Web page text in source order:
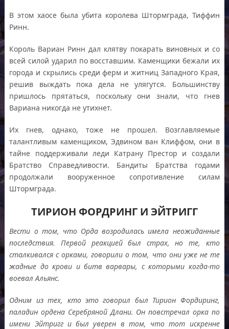
В этом хаосе была убита королева Штормграда, Тиффин
Ринн.
Король Вариан Ринн дал клятву покарать виновных и со
всей силой ударил по восставшим. Каменщики бежали их
города и скрылись среди ферм и житниц Западного Края,
решив выждать пока дела не улягутся. Большинству
пришлось прятаться, поскольку они знали, что гнев
Вариана никогда не утихнет.
Их гнев, однако, тоже не прошел. Возглавляемые
талантливым каменщиком, Эдвином ван Клиффом, они в
тайне поддерживали леди Катрану Престор и создали
Братство Справедливости. Бандиты Братства годами
продолжали вооруженное сопротивление силам
Штормграда.
ТИРИОН ФОРДРИНГ И ЭЙТРИГГ
Вести о том, что Орда возродилась имела неожиданные
последствия. Первой реакцией был страх, но те, кто
сталкивался с орками, говорили о том, что они уже не те
жадные до крови и битв варвары, с которыми когда-то
воевал Альянс.
Одним из тех, кто это говорил был Тирион Фордиринг,
паладин ордена Серебряной Длани. Он повстречал орка по
имени Эйтригг и был уверен в том, что тот искренне